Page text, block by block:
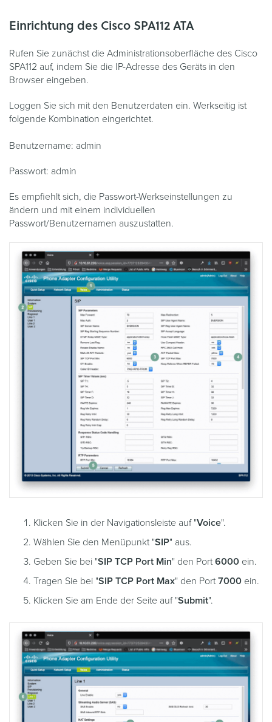
Einrichtung des Cisco SPA112 ATA
Rufen Sie zunächst die Administrationsoberfläche des Cisco
SPA112 auf, indem Sie die IP-Adresse des Geräts in den
Browser eingeben.
Loggen Sie sich mit den Benutzerdaten ein. Werkseitig ist
folgende Kombination eingerichtet.
Benutzername: admin
Passwort: admin
Es empfiehlt sich, die Passwort-Werkseinstellungen zu
ändern und mit einem individuellen
Passwort/Benutzernamen auszustatten.
Klicken Sie in der Navigationsleiste auf "Voice".
Wählen Sie den Menüpunkt "SIP" aus.
Geben Sie bei "SIP TCP Port Min" den Port 6000 ein.
Tragen Sie bei "SIP TCP Port Max" den Port 7000 ein.
Klicken Sie am Ende der Seite auf "Submit".